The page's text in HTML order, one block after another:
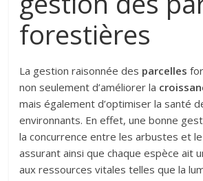
forestières
La gestion raisonnée des parcelles
non seulement d’améliorer la
mais également d’optimiser la santé
environnants. En effet, une bonne
la concurrence entre les arbustes et
assurant ainsi que chaque espèce ait
aux ressources vitales telles que la